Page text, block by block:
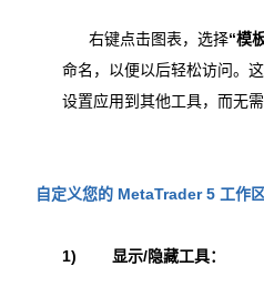
右键点击图表，选择“模
命名，以便以后轻松访问。
设置应用到其他工具，而无
自定义您的 MetaTrader 5 工作
1) 显示/隐藏工具：